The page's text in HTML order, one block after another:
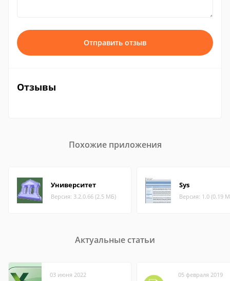
Отправить отзыв
Отзывы
Похожие приложения
Университет
Версия: 3.2.0.66 (2.5 МБ)
Sys
Версия: 1.0 (0.19
Актуальные статьи
03 июня 2022 05 февраля 2019